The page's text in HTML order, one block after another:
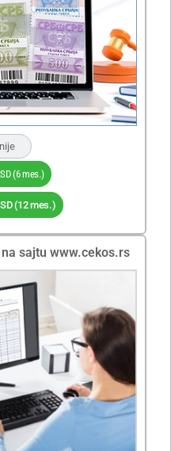
(6 mes.)
(12 mes.)
sajtu www.cekos.rs